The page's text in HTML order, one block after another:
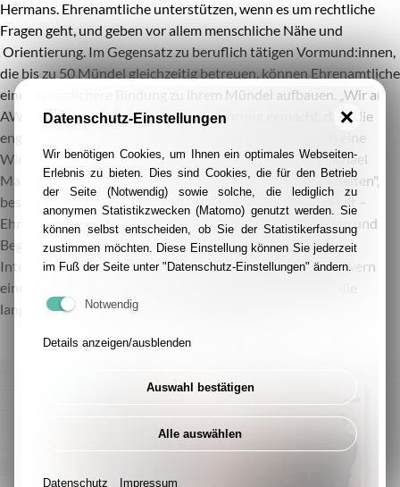
Hermans. Ehrenamtliche unterstützen, wenn es um rechtliche
Fragen geht, und geben vor allem menschliche Nähe und
Orientierung. Im Gegensatz zu beruflich tätigen Vormund:innen,
die bis zu 50 Mündel gleichzeitig betreuen, können Ehrenamtliche
eine persönlichere Bindung zu ihrem Mündel aufbauen. „Wir als
AWO haben an vielen Stellen die Erfahrung gemacht, dass die
enge Zusammenarbeit von Haupt- und Ehrenamtlichen eine
Wirkung erzielt, die sonst nicht möglich wäre", so Dr. Michael
Maas im Rahmen der Veranstaltung. „Das gilt für beide Seiten",
bestätigt eine Ehrenamtliche. Junge Menschen finden Halt –
Ehrenamtliche gewinnen neue Perspektiven, Erfahrungen und
Begegnungen, die ihr eigenes Leben bereichern. Was sie
Interessierten raten würde? „Durchhalten statt Durchpowern -
eine ehrenamtliche Vormundschaft braucht Menschen, die
langfristig für den anderen da sein möchten."
Datenschutz-Einstellungen
Wir benötigen Cookies, um Ihnen ein optimales Webseiten-
Erlebnis zu bieten. Dies sind Cookies, die für den Betrieb
der Seite (Notwendig) sowie solche, die lediglich zu
anonymen Statistikzwecken (Matomo) genutzt werden. Sie
können selbst entscheiden, ob Sie der Statistikerfassung
zustimmen möchten. Diese Einstellung können Sie jederzeit
im Fuß der Seite unter "Datenschutz-Einstellungen" ändern.
Notwendig
Details anzeigen/ausblenden
Auswahl bestätigen
Alle auswählen
Datenschutz Impressum